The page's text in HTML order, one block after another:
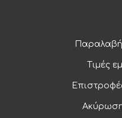
Τιμές